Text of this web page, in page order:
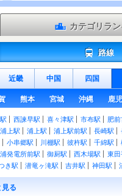
カテゴリラ
路線
近畿 中国 四国
熊本 宮城 沖縄 鹿
西諫早駅 喜々津駅 市布駅 肥
上駅 浦上駅 浦上駅前駅 長崎駅
小串郷駅 川棚駅 彼杵駅 千綿駅
発電所前駅 御厨駅 西木場駅 東田
き駅 潜竜ヶ滝駅 吉井駅 神田駅
駅 皆瀬駅 野中駅 左石駅 泉福寺
の里駅
見る